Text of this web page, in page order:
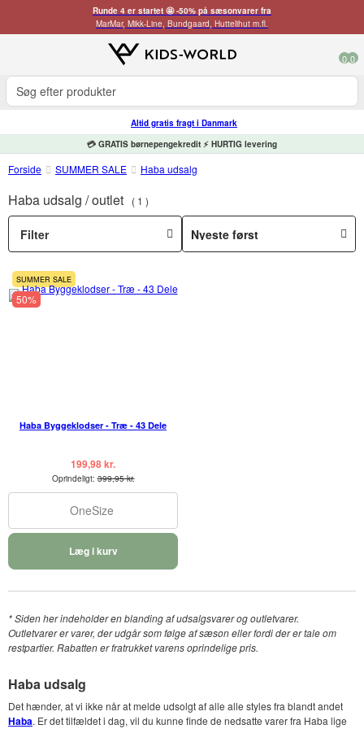
Runde 4 er startet 🤩 -50% på sæsonvarer fra
MarMar, Mikk-Line, Bundgaard, Huttelihut m.fl.
0 0
Altid gratis fragt i Danmark
💳 GRATIS børnepengekredit ⚡ HURTIG levering
Forside SUMMER SALE Haba udsalg
Haba udsalg / outlet 1
Filter
SUMMER SALE
50%
Haba Byggeklodser - Træ - 43 Dele
199,98 kr.
Oprindeligt:399,95 kr.
OneSize
Læg i kurv
* Siden her indeholder en blanding af udsalgsvarer og outletvarer.
Outletvarer er varer, der udgår som følge af sæson eller fordi der er tale om
restpartier. Rabatten er fratrukket varens oprindelige pris.
Haba udsalg
Det hænder, at vi ikke når at melde udsolgt af alle alle styles fra blandt andet
Haba. Er det tilfældet i dag, vil du kunne finde de nedsatte varer fra Haba lige